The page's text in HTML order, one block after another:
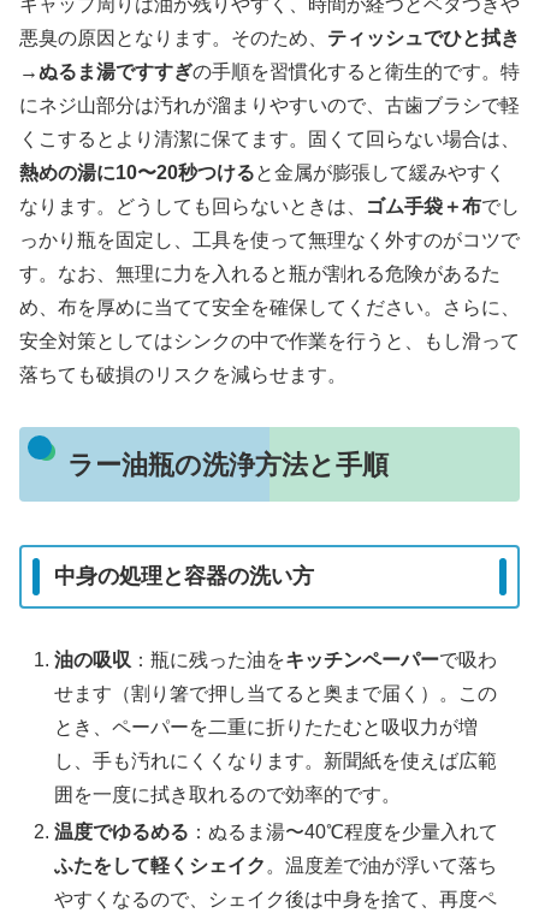
キャップ周りは油が残りやすく、時間が経つとベタつきや
悪臭の原因となります。そのため、 ティッシュでひと拭き
→ぬるま湯ですすぎの手順を習慣化すると衛生的です。特
にネジ山部分は汚れが溜まりやすいので、古歯ブラシで軽
くこするとより清潔に保てます。固くて回らない場合は、
熱めの湯に10〜20秒つけると金属が膨張して緩みやすく
なります。どうしても回らないときは、
ゴム手袋＋布でし
っかり瓶を固定し、工具を使って無理なく外すのがコツで
す。なお、無理に力を入れると瓶が割れる危険があるた
め、布を厚めに当てて安全を確保してください。さらに、
安全対策としてはシンクの中で作業を行うと、もし滑って
落ちても破損のリスクを減らせます。
ラー油瓶の洗浄方法と手順
中身の処理と容器の洗い方
油の吸収 ：瓶に残った油をキッチンペーパーで吸わ
せます（割り箸で押し当てると奥まで届く）。この
とき、ペーパーを二重に折りたたむと吸収力が増
し、手も汚れにくくなります。新聞紙を使えば広範
囲を一度に拭き取れるので効率的です。
温度でゆるめる ：ぬるま湯〜40℃程度を少量入れて
ふたをして軽くシェイク 。温度差で油が浮いて落ち
やすくなるので、シェイク後は中身を捨て、再度ペ